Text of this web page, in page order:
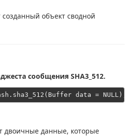
объект сводной
сообщения SHA3_512.
двоичные данные, которые